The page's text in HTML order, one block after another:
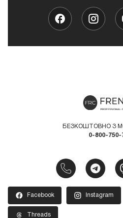
БЕЗКОШТОВНО З
0-800-750-
Facebook Instagram
Threads